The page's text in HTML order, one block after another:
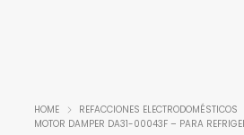
HOME REFACCIONES ELECTRODOMÉSTICOS
MOTOR DAMPER DA31-00043F – PARA